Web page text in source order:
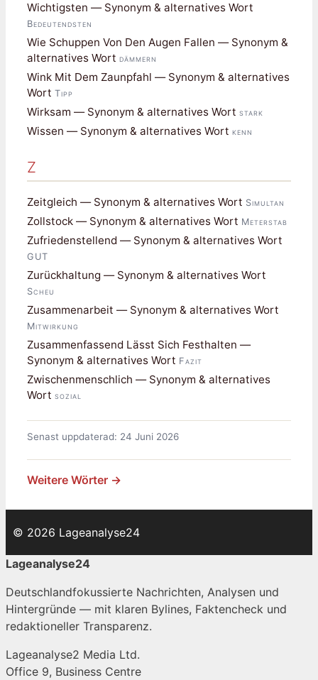
Wichtigsten — Synonym & alternatives Wort
Bedeutendsten
Wie Schuppen Von Den Augen Fallen — Synonym &
alternatives Wort dämmern
Wink Mit Dem Zaunpfahl — Synonym & alternatives
Wort Tipp
Wirksam — Synonym & alternatives Wort stark
Wissen — Synonym & alternatives Wort kenn
Z
Zeitgleich — Synonym & alternatives Wort Simultan
Zollstock — Synonym & alternatives Wort Meterstab
Zufriedenstellend — Synonym & alternatives Wort
GUT
Zurückhaltung — Synonym & alternatives Wort
Scheu
Zusammenarbeit — Synonym & alternatives Wort
Mitwirkung
Zusammenfassend Lässt Sich Festhalten —
Synonym & alternatives Wort Fazit
Zwischenmenschlich — Synonym & alternatives
Wort sozial
Senast uppdaterad: 24 Juni 2026
Weitere Wörter →
© 2026 Lageanalyse24
Lageanalyse24
Deutschlandfokussierte Nachrichten, Analysen und
Hintergründe — mit klaren Bylines, Faktencheck und
redaktioneller Transparenz.
Lageanalyse2 Media Ltd.
Office 9, Business Centre